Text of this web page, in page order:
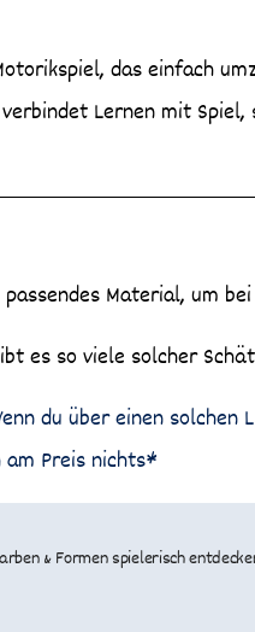
das einfach
Lernen mit
Material, um
es so viele solcher
du über einen
Preis nichts*
& Formen spielerisch